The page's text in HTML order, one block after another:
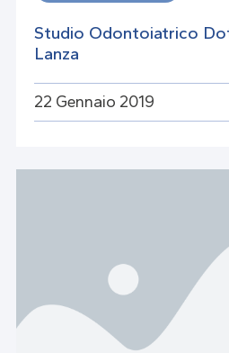
Studio Odontoiatrico
Lanza
22 Gennaio 2019